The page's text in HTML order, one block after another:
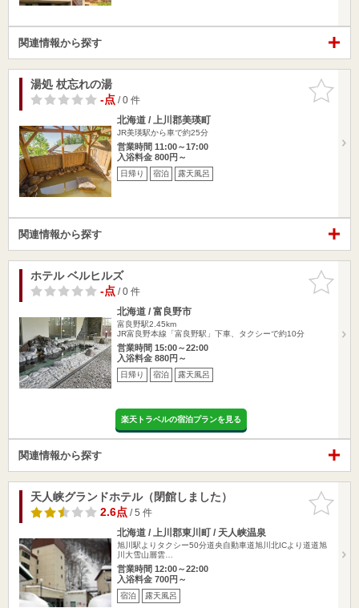
関連情報から探す
お気に入
りに追加
湯処 杖忘れの湯
-点/ 0 件
北海道 / 上川郡美瑛町
JR美瑛駅から車で約25分
営業時間 11:00～17:00
入浴料金 800円～
日帰り 宿泊 露天風呂
関連情報から探す
お気に入
りに追加
ホテル ベルヒルズ
-点/ 0 件
北海道 / 富良野市
富良野駅2.45km
JR富良野本線「富良野駅」下車、タクシーで約10分
営業時間 15:00～22:00
入浴料金 880円～
日帰り 宿泊 露天風呂
楽天トラベルの宿泊プランを見る
関連情報から探す
お気に入
りに追加
天人峡グランドホテル（閉館しました）
2.6点/ 5 件
北海道 / 上川郡東川町 / 天人峡温泉
旭川駅よりタクシー50分道央自動車道旭川北ICより道道旭
川大雪山層雲…
営業時間 12:00～22:00
入浴料金 700円～
宿泊 露天風呂